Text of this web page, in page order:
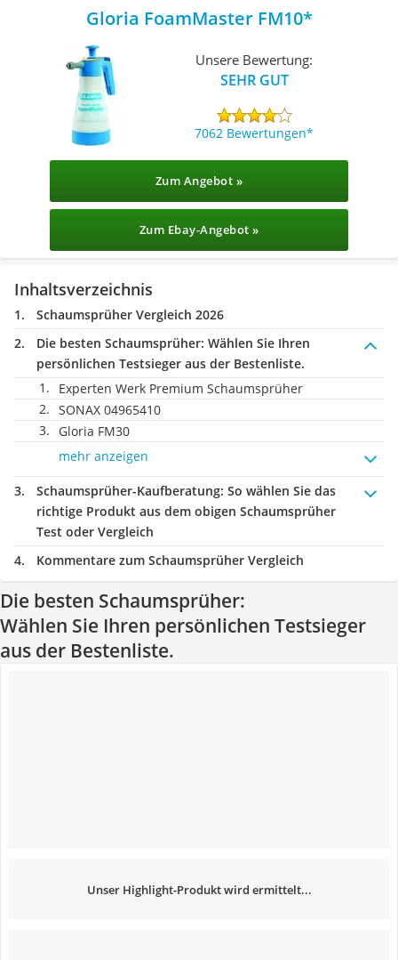
Gloria FoamMaster FM10
Unsere Bewertung:
SEHR GUT
7062 Bewertungen
Zum Angebot »
Zum Ebay-Angebot »
Inhaltsverzeichnis
Schaumsprüher Vergleich 2026
Die besten Schaumsprüher: Wählen Sie Ihren
persönlichen Testsieger aus der Bestenliste.
Experten Werk Premium Schaumsprüher
SONAX 04965410
Gloria FM30
mehr anzeigen
Schaumsprüher-Kaufberatung: So wählen Sie das
richtige Produkt aus dem obigen Schaumsprüher
Test oder Vergleich
Kommentare zum Schaumsprüher Vergleich
Die besten Schaumsprüher:
Wählen Sie Ihren persönlichen Testsieger
aus der Bestenliste.
Unser Highlight-Produkt wird ermittelt...